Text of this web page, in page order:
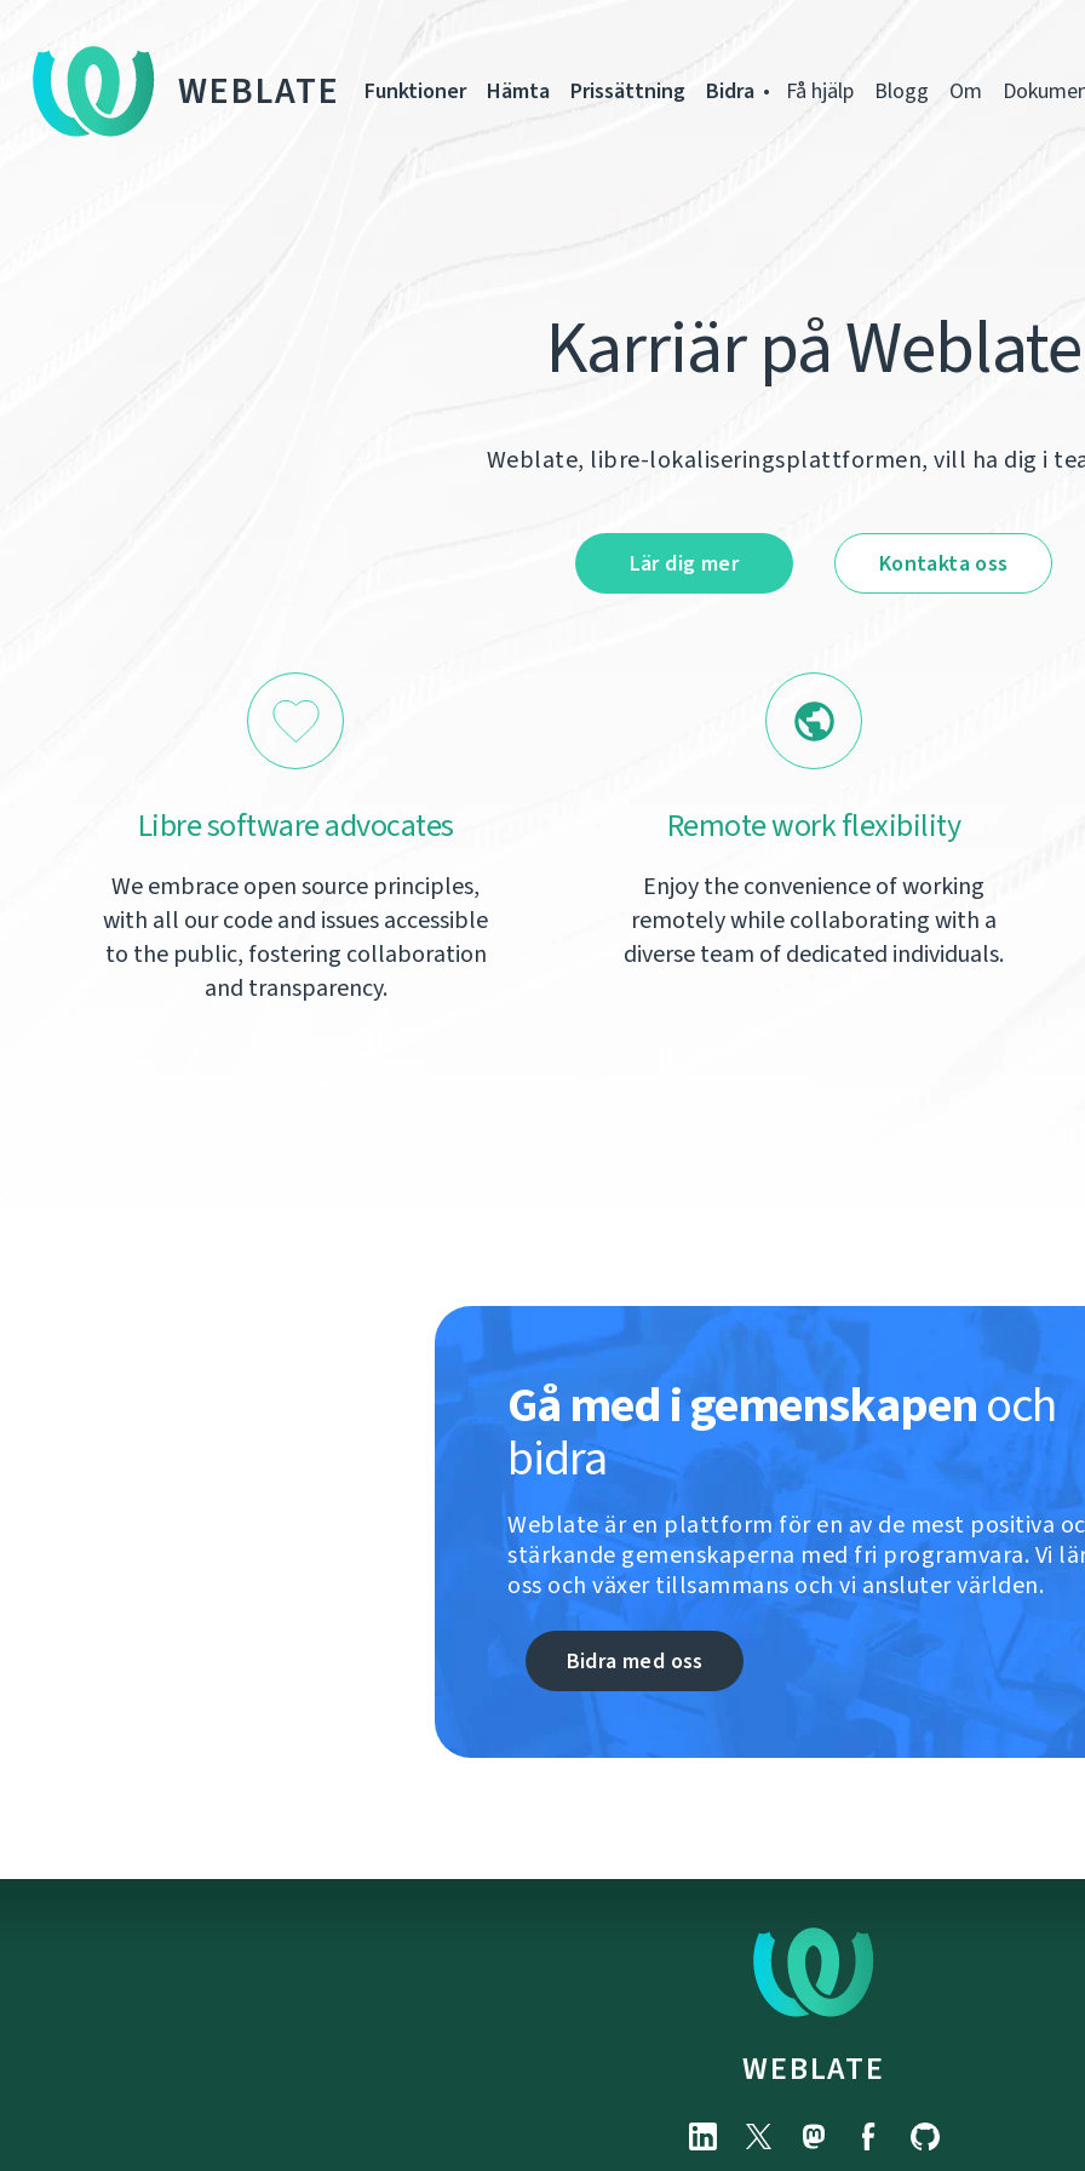
WEBLATE Funktioner Hämta Prissättning Bidra Få hjälp Blogg Om
Karriär på Weblate
Weblate, libre-lokaliseringsplattformen, vill ha dig i
Lär dig mer Kontakta oss
Libre software advocates
We embrace open source principles,
with all our code and issues accessible
to the public, fostering collaboration
and transparency.
Remote work flexibility
Enjoy the convenience of working
remotely while collaborating with a
diverse team of dedicated individuals.
Gå med i gemenskapenoch
bidra
Weblate är en plattform för en av de mest positiva
stärkande gemenskaperna med fri programvara. Vi
oss och växer tillsammans och vi ansluter världen.
Bidra med oss
WEBLATE